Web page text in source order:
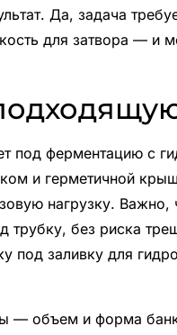
Да, задача
для затвора — и
под ферментацию с
и герметичной
нагрузку.
трубку, без риска
под заливку для
— объем и форма